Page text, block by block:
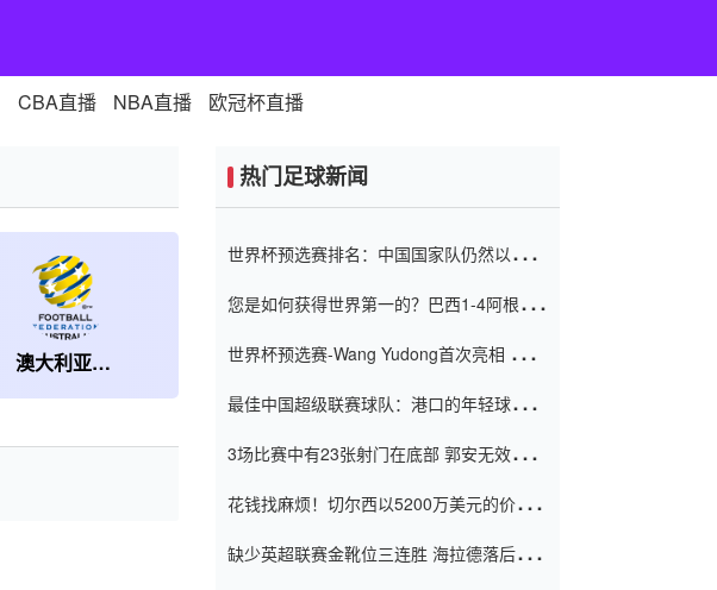
CBA直播 NBA直播 欧冠杯直播
澳大利亚U19
热门足球新闻
世界杯预选赛排名：中国国家队仍然以6分
您是如何获得世界第一的？巴西1-4阿根
世界杯预选赛-Wang Yudong首次亮相 中国
最佳中国超级联赛球队：港口的年轻球员在
（Taishan）
3场比赛中有23张射门在底部 郭安无效传球
花钱找麻烦！切尔西以5200万美元的价格
窗口
缺少英超联赛金靴位三连胜 海拉德落后6球